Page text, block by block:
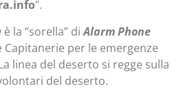
".
è la “sorella” diAlarm Phone
Capitanerie per le emergenze
linea del deserto si regge sulla
del deserto.